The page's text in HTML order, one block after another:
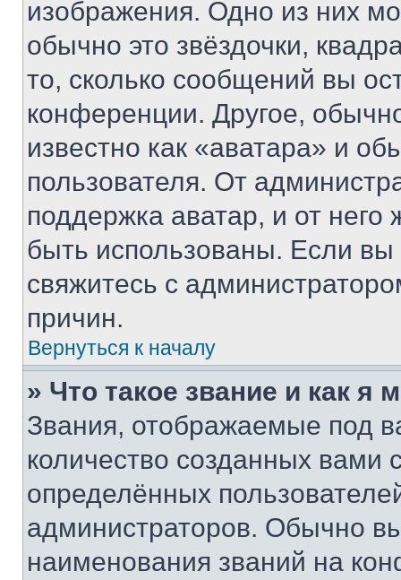
изображения. Одно из них
обычно это звёздочки,
то, сколько сообщений вы
конференции. Другое,
известно как «аватара» и
пользователя. От
поддержка аватар, и от него
быть использованы. Если
свяжитесь с
причин.
Вернуться к началу
» Что такое звание и как я
Звания, отображаемые под
количество созданных
определённых
администраторов. Обычно
наименования званий на